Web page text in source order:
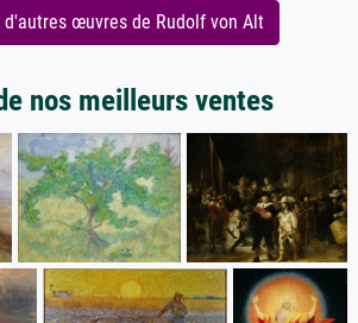
d'autres œuvres de Rudolf von Alt
nos meilleurs ventes